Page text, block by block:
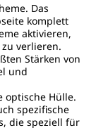
Das
komplett
aktivieren,
verlieren.
Stärken von
und
optische Hülle.
spezifische
die speziell für